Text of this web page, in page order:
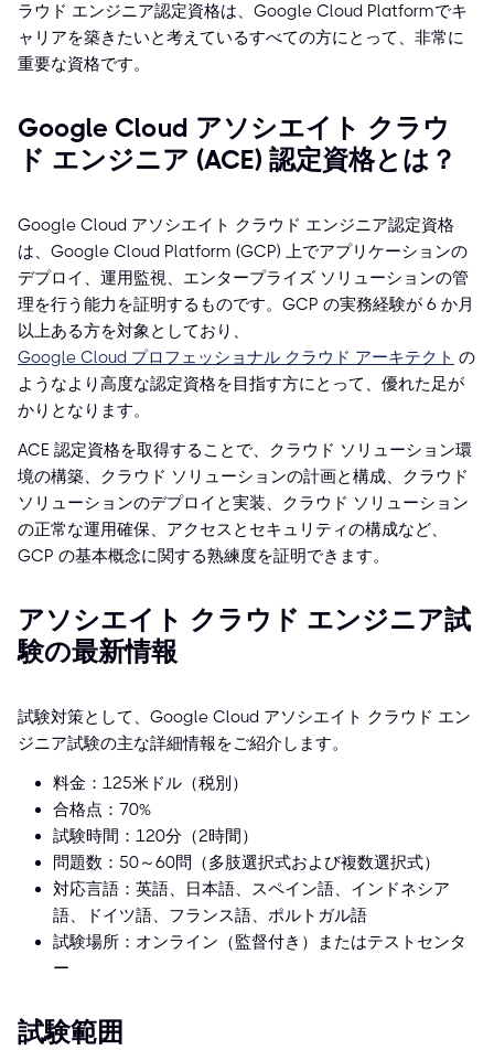
ラウド エンジニア認定資格は、Google Cloud Platformでキ
ャリアを築きたいと考えているすべての方にとって、非常に
重要な資格です。
Google Cloud アソシエイト クラウ
ド エンジニア (ACE) 認定資格とは？
Google Cloud アソシエイト クラウド エンジニア認定資格
は、Google Cloud Platform (GCP) 上でアプリケーションの
デプロイ、運用監視、エンタープライズ ソリューションの管
理を行う能力を証明するものです。GCP の実務経験が 6 か月
以上ある方を対象としており、
Google Cloud プロフェッショナル クラウド アーキテクト の
ようなより高度な認定資格を目指す方にとって、優れた足が
かりとなります。
ACE 認定資格を取得することで、クラウド ソリューション環
境の構築、クラウド ソリューションの計画と構成、クラウド
ソリューションのデプロイと実装、クラウド ソリューション
の正常な運用確保、アクセスとセキュリティの構成など、
GCP の基本概念に関する熟練度を証明できます。
アソシエイト クラウド エンジニア試
験の最新情報
試験対策として、Google Cloud アソシエイト クラウド エン
ジニア試験の主な詳細情報をご紹介します。
料金：125米ドル（税別）
合格点：70%
試験時間：120分（2時間）
問題数：50～60問（多肢選択式および複数選択式）
対応言語：英語、日本語、スペイン語、インドネシア
語、ドイツ語、フランス語、ポルトガル語
試験場所：オンライン（監督付き）またはテストセンタ
ー
試験範囲